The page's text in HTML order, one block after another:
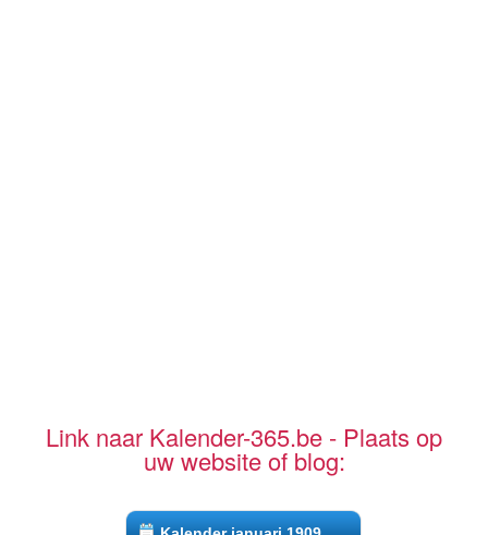
Link naar Kalender-365.be - Plaats op
uw website of blog: